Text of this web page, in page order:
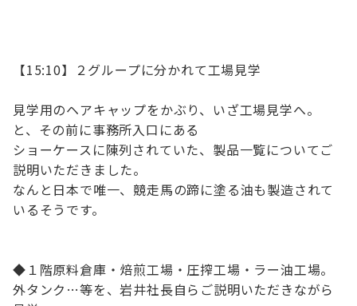
【15:10】２グループに分かれて工場見学
見学用のヘアキャップをかぶり、いざ工場見学へ。
と、その前に事務所入口にある
ショーケースに陳列されていた、製品一覧についてご
説明いただきました。
なんと日本で唯一、競走馬の蹄に塗る油も製造されて
いるそうです。
◆１階原料倉庫・焙煎工場・圧搾工場・ラー油工場。
外タンク…等を、岩井社長自らご説明いただきながら